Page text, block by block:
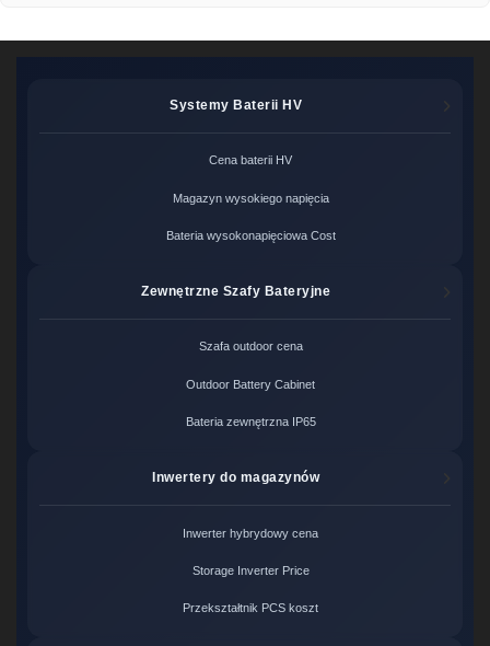
Systemy Baterii HV
Cena baterii HV
Magazyn wysokiego napięcia
Bateria wysokonapięciowa Cost
Zewnętrzne Szafy Bateryjne
Szafa outdoor cena
Outdoor Battery Cabinet
Bateria zewnętrzna IP65
Inwertery do magazynów
Inwerter hybrydowy cena
Storage Inverter Price
Przekształtnik PCS koszt